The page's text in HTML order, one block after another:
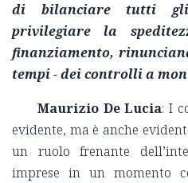
di bilanciare tutti
privilegiare la
finanziamento,
tempi - dei controlli a
Maurizio De Lucia: I
evidente, ma è anche
un ruolo frenante
imprese in un momento